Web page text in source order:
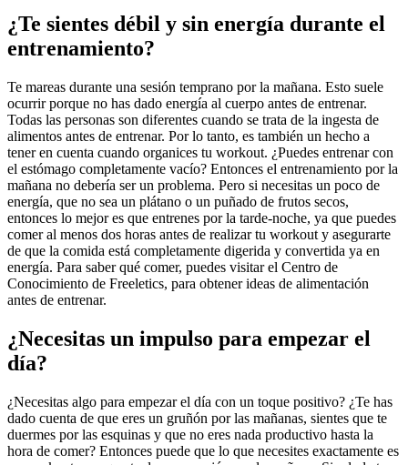
¿Te sientes débil y sin energía durante el
entrenamiento?
Te mareas durante una sesión temprano por la mañana. Esto suele
ocurrir porque no has dado energía al cuerpo antes de entrenar.
Todas las personas son diferentes cuando se trata de la ingesta de
alimentos antes de entrenar. Por lo tanto, es también un hecho a
tener en cuenta cuando organices tu workout. ¿Puedes entrenar con
el estómago completamente vacío? Entonces el entrenamiento por la
mañana no debería ser un problema. Pero si necesitas un poco de
energía, que no sea un plátano o un puñado de frutos secos,
entonces lo mejor es que entrenes por la tarde-noche, ya que puedes
comer al menos dos horas antes de realizar tu workout y asegurarte
de que la comida está completamente digerida y convertida ya en
energía. Para saber qué comer, puedes visitar el Centro de
Conocimiento de Freeletics, para obtener ideas de alimentación
antes de entrenar.
¿Necesitas un impulso para empezar el
día?
¿Necesitas algo para empezar el día con un toque positivo? ¿Te has
dado cuenta de que eres un gruñón por las mañanas, sientes que te
duermes por las esquinas y que no eres nada productivo hasta la
hora de comer? Entonces puede que lo que necesites exactamente es